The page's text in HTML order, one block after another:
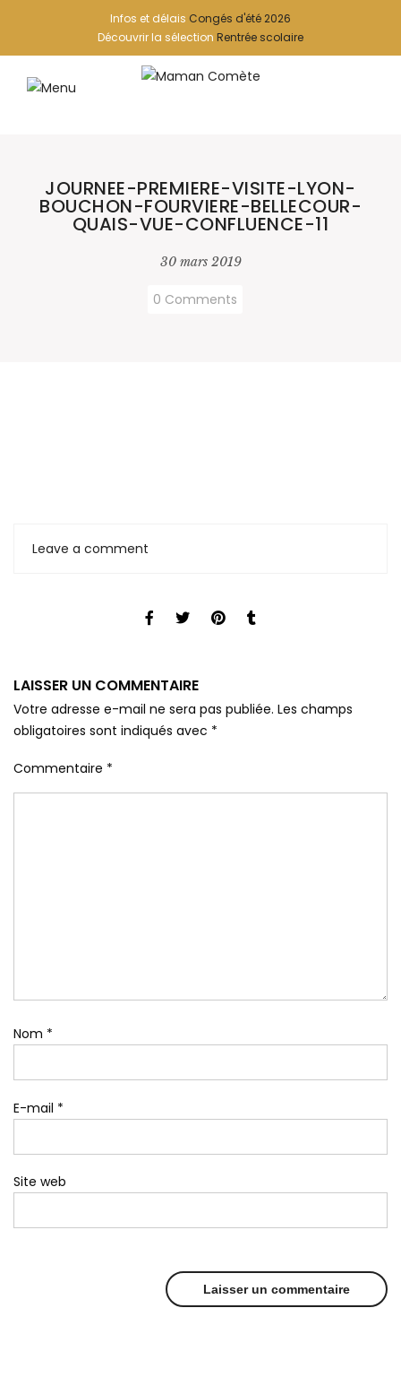
Infos et délais Congés d'été 2026
Découvrir la sélection Rentrée scolaire
JOURNEE-PREMIERE-VISITE-LYON-
BOUCHON-FOURVIERE-BELLECOUR-
QUAIS-VUE-CONFLUENCE-11
30 mars 2019
0 Comments
Leave a comment
LAISSER UN COMMENTAIRE
Votre adresse e-mail ne sera pas publiée. Les champs
obligatoires sont indiqués avec *
Commentaire *
Nom *
E-mail *
Site web